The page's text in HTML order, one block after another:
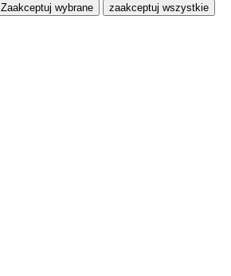
Zaakceptuj wybrane zaakceptuj wszystkie